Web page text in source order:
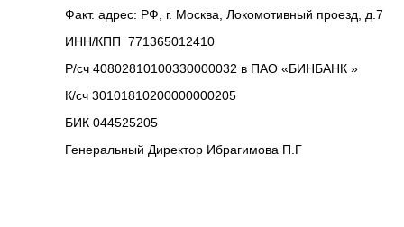
Факт. адрес: РФ, г. Москва, Локомотивный проезд, д.7
ИНН/КПП 771365012410
Р/сч 40802810100330000032 в ПАО «БИНБАНК »
К/сч 30101810200000000205
БИК 044525205
Генеральный Директор Ибрагимова П.Г